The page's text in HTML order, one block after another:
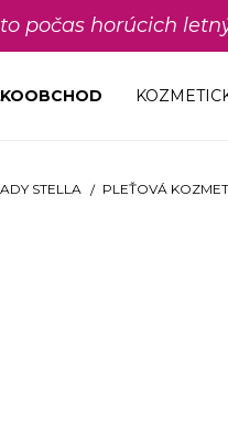
počas horúcich
STELLA PLEŤOVÁ